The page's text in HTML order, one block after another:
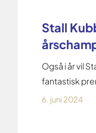
Stall
Også i år vil
fantastisk
6. juni 2024